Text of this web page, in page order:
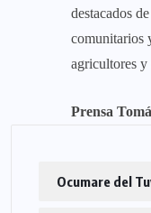
destacados
comunitarios
agricultores y
Prensa
Ocumare del